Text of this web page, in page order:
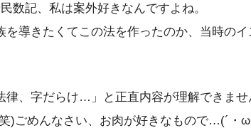
数記、私は案外好きなんですよね。
導きたくてこの法を作ったのか、当時の
、字だらけ…」と正直内容が理解できませ
)ごめんなさい、お肉が好きなもので…(´・